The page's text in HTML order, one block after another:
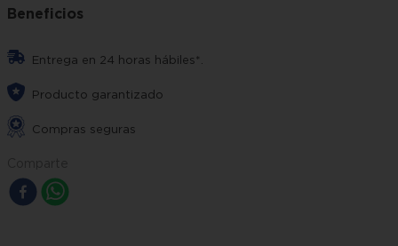
Beneficios
Entrega en 24 horas hábiles*.
Producto garantizado
Compras seguras